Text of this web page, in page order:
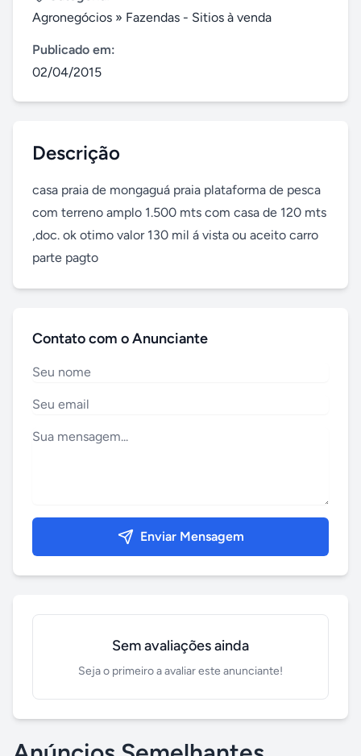
Agronegócios » Fazendas - Sitios à venda
Publicado em:
02/04/2015
Descrição
casa praia de mongaguá praia plataforma de pesca
com terreno amplo 1.500 mts com casa de 120 mts
,doc. ok otimo valor 130 mil á vista ou aceito carro
parte pagto
Contato com o Anunciante
Enviar Mensagem
Sem avaliações ainda
Seja o primeiro a avaliar este anunciante!